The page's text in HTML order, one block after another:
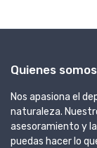
Quienes somos
Nos apasiona el
naturaleza.
asesoramiento y
puedas hacer lo